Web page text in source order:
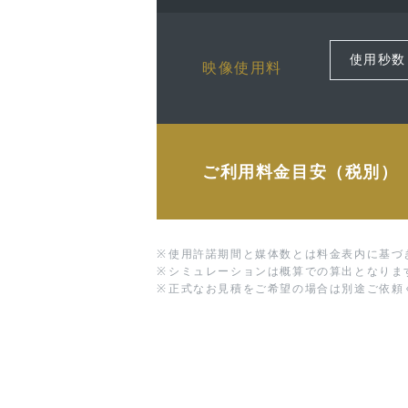
映像使用料
ご利用料金目安（税別）
※ 使用許諾期間と媒体数とは料金表内に基づ
※ シミュレーションは概算での算出となりま
※ 正式なお見積をご希望の場合は別途ご依頼